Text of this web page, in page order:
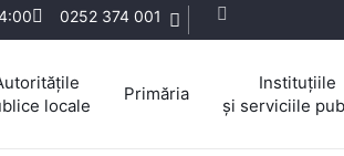
0252 374 001
locale
Primăria
Instituțiile
și serviciile